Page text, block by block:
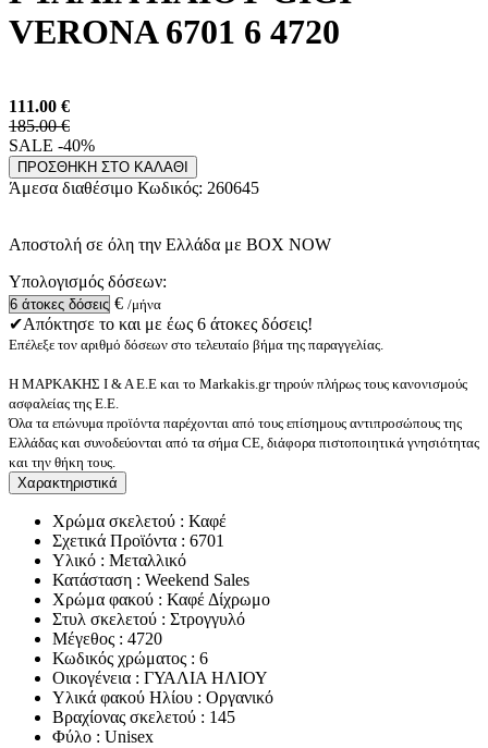
VERONA 6701 6 4720
111.00 €
185.00 €
SALE -40%
ΠΡΟΣΘΗΚΗ ΣΤΟ ΚΑΛΑΘΙ
Άμεσα διαθέσιμο Κωδικός: 260645
Αποστολή σε όλη την Ελλάδα με BOX NOW
Υπολογισμός δόσεων:
€ /μήνα
✔Απόκτησε το και με έως 6 άτοκες δόσεις!
Επέλεξε τον αριθμό δόσεων στο τελευταίο βήμα της παραγγελίας.
Η ΜΑΡΚΑΚΗΣ Ι & Α Ε.Ε και το Markakis.gr τηρούν πλήρως τους κανονισμούς
ασφαλείας της Ε.Ε.
Όλα τα επώνυμα προϊόντα παρέχονται από τους επίσημους αντιπροσώπους της
Ελλάδας και συνοδεύονται από τα σήμα CE, διάφορα πιστοποιητικά γνησιότητας
και την θήκη τους.
Χαρακτηριστικά
Χρώμα σκελετού : Καφέ
Σχετικά Προϊόντα : 6701
Υλικό : Μεταλλικό
Κατάσταση : Weekend Sales
Χρώμα φακού : Καφέ Δίχρωμο
Στυλ σκελετού : Στρογγυλό
Μέγεθος : 4720
Κωδικός χρώματος : 6
Οικογένεια : ΓΥΑΛΙΑ ΗΛΙΟΥ
Υλικά φακού Ηλίου : Οργανικό
Βραχίονας σκελετού : 145
Φύλο : Unisex